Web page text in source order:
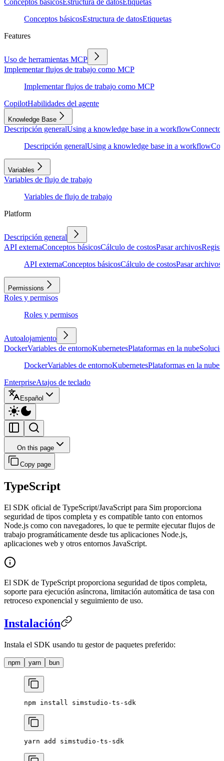
Conceptos básicosEstructura de datosEtiquetas
Conceptos básicosEstructura de datosEtiquetas
Features
Uso de herramientas MCP
Implementar flujos de trabajo como MCP
Implementar flujos de trabajo como MCP
CopilotHabilidades del agente
Knowledge Base
Descripción generalUsing a knowledge base in a workflow
Descripción generalUsing a knowledge base in a workflow
Variables
Variables de flujo de trabajo
Variables de flujo de trabajo
Platform
Descripción general
API externaConceptos básicosCálculo de costosPasar archivos
API externaConceptos básicosCálculo de costosPasar archivos
Permissions
Roles y permisos
Roles y permisos
Autoalojamiento
DockerVariables de entornoKubernetesPlataformas en la nube
DockerVariables de entornoKubernetesPlataformas en la nube
EnterpriseAtajos de teclado
Español
On this page
Copy page
TypeScript
El SDK oficial de TypeScript/JavaScript para Sim proporciona
seguridad de tipos completa y es compatible tanto con entornos
Node.js como con navegadores, lo que te permite ejecutar flujos de
trabajo programáticamente desde tus aplicaciones Node.js,
aplicaciones web y otros entornos JavaScript.
El SDK de TypeScript proporciona seguridad de tipos completa,
soporte para ejecución asíncrona, limitación automática de tasa con
retroceso exponencial y seguimiento de uso.
Instalación
Instala el SDK usando tu gestor de paquetes preferido:
npm yarn bun
npm install simstudio-ts-sdk
yarn add simstudio-ts-sdk